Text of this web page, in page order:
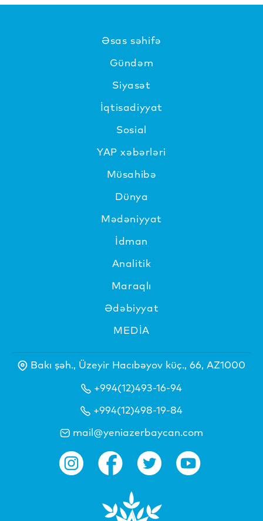
Əsas səhifə
Gündəm
Siyasət
İqtisadiyyat
Sosial
YAP xəbərləri
Müsahibə
Dünya
Mədəniyyat
İdman
Analitik
Maraqlı
Ədəbiyyat
MEDİA
Bakı şəh., Üzeyir Hacıbəyov küç., 66, AZ1000
+994(12)493-16-94
+994(12)498-19-84
mail@yeniazerbaycan.com